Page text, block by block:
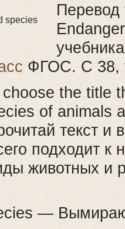
Перевод
ФГОС. С 38,
the title
of animals
текст и
подходит к
животных и
—